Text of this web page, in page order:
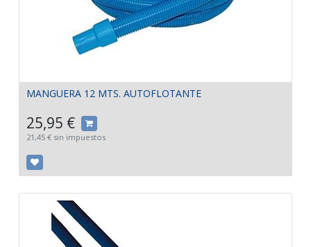
MANGUERA 12 MTS. AUTOFLOTANTE
25,95 €
21,45 € sin impuestos